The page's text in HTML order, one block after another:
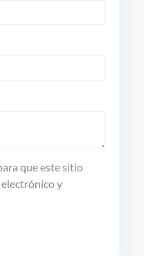
que este sitio
y